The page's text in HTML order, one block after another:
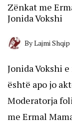
Zënkat me
Jonida Vokshi
ByLajmi Shqip
Jonida Vokshi
është apo jo
Moderatorja
me Ermal